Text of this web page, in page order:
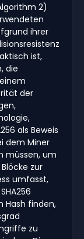
2)
ihrer
ist,
die
der
als Beweis
dem Miner
müssen, um
zur
umfasst,
Hash finden,
zu